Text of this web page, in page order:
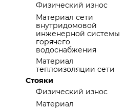
Физический износ
Материал сети
внутридомовой
инженерной системы
горячего
водоснабжения
Материал
теплоизоляции сети
Стояки
Физический износ
Материал